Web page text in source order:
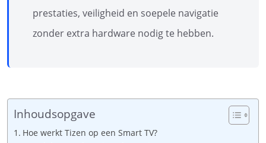
prestaties, veiligheid en soepele navigatie
zonder extra hardware nodig te hebben.
Inhoudsopgave
Hoe werkt Tizen op een Smart TV?